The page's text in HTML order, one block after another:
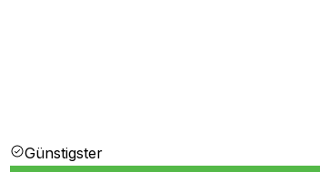
Günstigster